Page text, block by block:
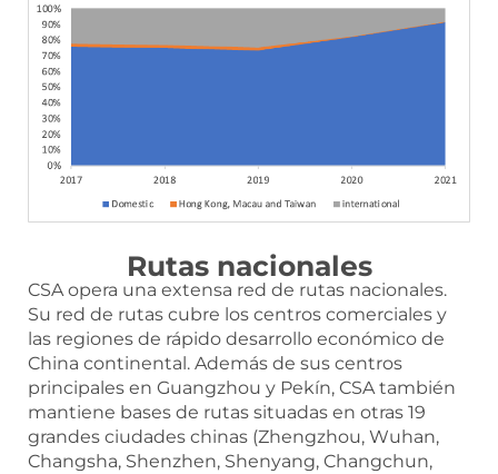
Rutas nacionales
CSA opera una extensa red de rutas nacionales.
Su red de rutas cubre los centros comerciales y
las regiones de rápido desarrollo económico de
China continental. Además de sus centros
principales en Guangzhou y Pekín, CSA también
mantiene bases de rutas situadas en otras 19
grandes ciudades chinas (Zhengzhou, Wuhan,
Changsha, Shenzhen, Shenyang, Changchun,